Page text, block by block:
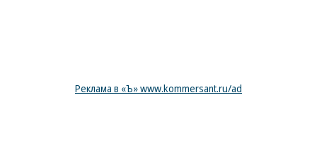
Реклама в «Ъ» www.kommersant.ru/ad